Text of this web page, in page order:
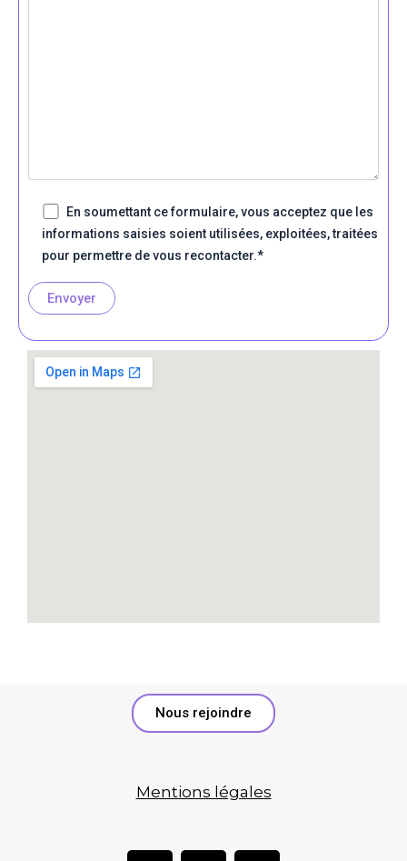
En soumettant ce formulaire, vous acceptez que les
informations saisies soient utilisées, exploitées, traitées
pour permettre de vous recontacter.*
Nous rejoindre
Mentions légales